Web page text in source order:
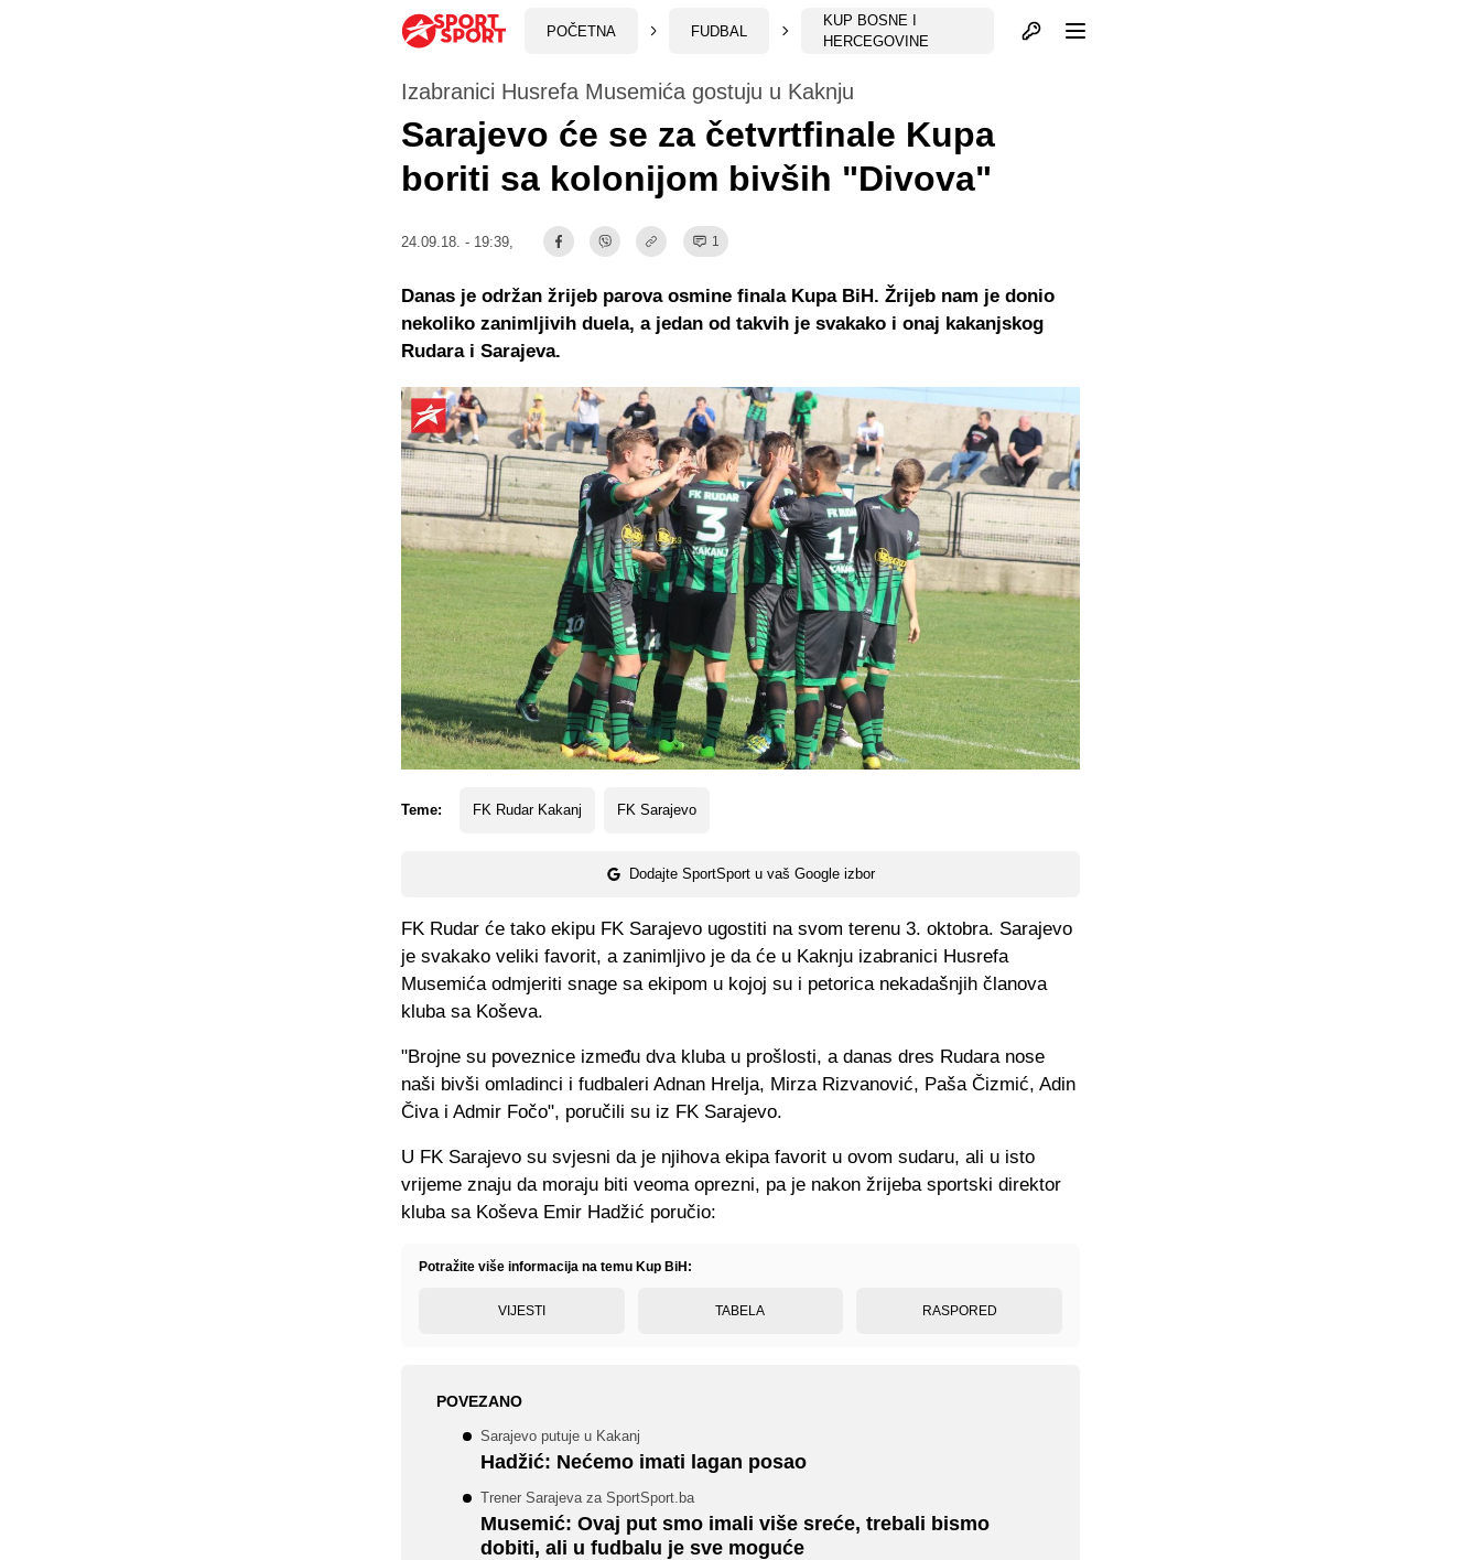
POČETNA FUDBAL
KUP BOSNE I
HERCEGOVINE
Otvori profil
Izabranici Husrefa Musemića gostuju u Kaknju
Sarajevo će se za četvrtfinale Kupa
boriti sa kolonijom bivših "Divova"
24.09.18. - 19:39, 1
Teme: FK Rudar Kakanj FK Sarajevo
Dodajte SportSport u vaš Google izbor
Danas je održan žrijeb parova osmine finala Kupa BiH. Žrijeb nam je donio
nekoliko zanimljivih duela, a jedan od takvih je svakako i onaj kakanjskog
Rudara i Sarajeva.
FK Rudar će tako ekipu FK Sarajevo ugostiti na svom terenu 3. oktobra. Sarajevo
je svakako veliki favorit, a zanimljivo je da će u Kaknju izabranici Husrefa
Musemića odmjeriti snage sa ekipom u kojoj su i petorica nekadašnjih članova
kluba sa Koševa.
"Brojne su poveznice između dva kluba u prošlosti, a danas dres Rudara nose
naši bivši omladinci i fudbaleri Adnan Hrelja, Mirza Rizvanović, Paša Čizmić, Adin
Čiva i Admir Fočo", poručili su iz FK Sarajevo.
U FK Sarajevo su svjesni da je njihova ekipa favorit u ovom sudaru, ali u isto
vrijeme znaju da moraju biti veoma oprezni, pa je nakon žrijeba sportski direktor
kluba sa Koševa Emir Hadžić poručio:
Potražite više informacija na temu Kup BiH:
VIJESTI TABELA RASPORED
POVEZANO
Sarajevo putuje u Kakanj
Hadžić: Nećemo imati lagan posao
Trener Sarajeva za SportSport.ba
Musemić: Ovaj put smo imali više sreće, trebali bismo
dobiti, ali u fudbalu je sve moguće